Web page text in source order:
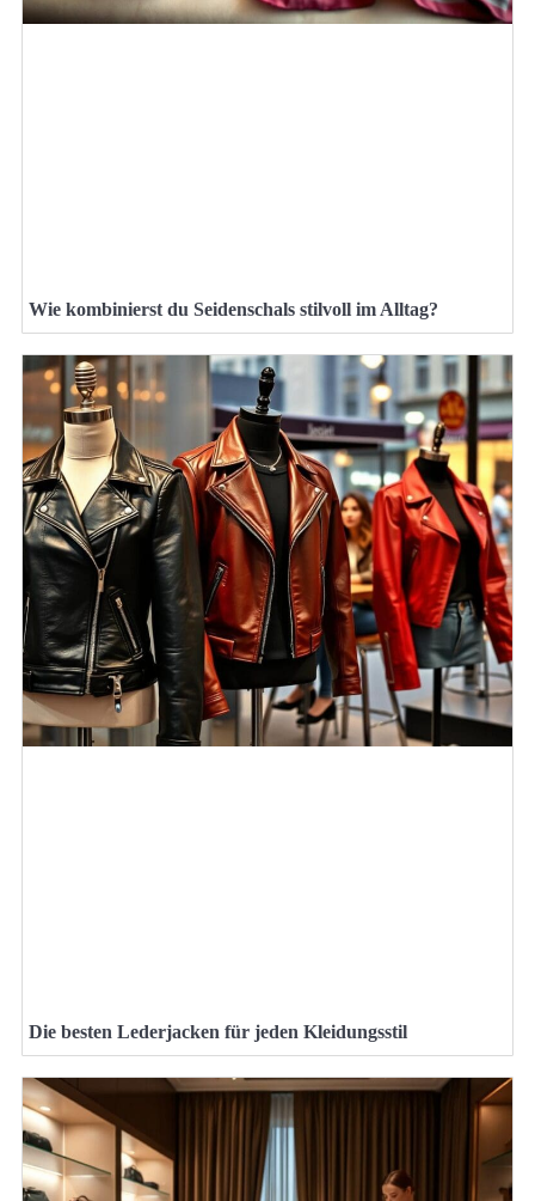
Wie kombinierst du Seidenschals stilvoll im Alltag?
Die besten Lederjacken für jeden Kleidungsstil